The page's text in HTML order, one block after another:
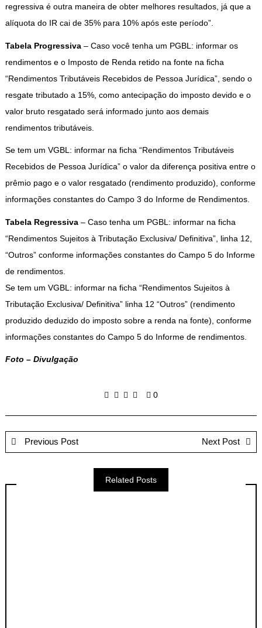
regressiva é outra maneira de obter melhores resultados, já que a
alíquota do IR cai de 35% para 10% após este período”.
Tabela Progressiva – Caso você tenha um PGBL: informar os
rendimentos e o Imposto de Renda retido na fonte na ficha
“Rendimentos Tributáveis Recebidos de Pessoa Jurídica”, sendo o
resgate tributado a 15%, como antecipação do imposto devido e o
valor bruto resgatado será informado junto aos demais
rendimentos tributáveis.
Se tem um VGBL: informar na ficha “Rendimentos Tributáveis
Recebidos de Pessoa Jurídica” o valor da diferença positiva entre o
prêmio pago e o valor resgatado (rendimento produzido), conforme
informações constantes do Campo 3 do Informe de Rendimentos.
Tabela Regressiva– Caso tenha um PGBL: informar na ficha
“Rendimentos Sujeitos à Tributação Exclusiva/ Definitiva”, linha 12,
“Outros” conforme informações constantes do Campo 5 do Informe
de rendimentos.
Se tem um VGBL: informar na ficha “Rendimentos Sujeitos à
Tributação Exclusiva/ Definitiva” linha 12 “Outros” (rendimento
produzido deduzido do imposto sobre a renda na fonte), conforme
informações constantes do Campo 5 do Informe de rendimentos.
Foto – Divulgação
0
Previous Post Next Post
Related Posts